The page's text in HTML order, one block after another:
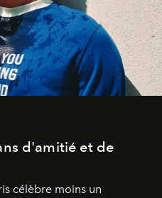
d'amitié et de
célèbre moins un